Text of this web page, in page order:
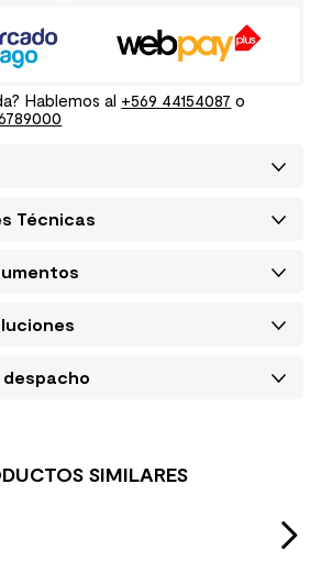
Hablemos al +569 44154087 o
Técnicas
SIMILARES